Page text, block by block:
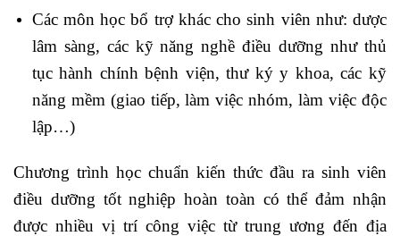
Các môn học bổ trợ khác cho sinh viên như: dược
lâm sàng, các kỹ năng nghề điều dưỡng như thủ
tục hành chính bệnh viện, thư ký y khoa, các kỹ
năng mềm (giao tiếp, làm việc nhóm, làm việc độc
lập…)
Chương trình học chuẩn kiến thức đầu ra sinh viên
điều dưỡng tốt nghiệp hoàn toàn có thể đảm nhận
được nhiều vị trí công việc từ trung ương đến địa